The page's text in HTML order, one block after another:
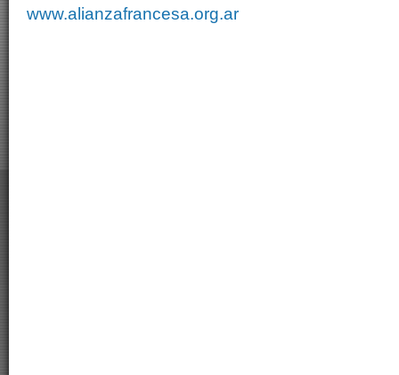
www.alianzafrancesa.org.ar